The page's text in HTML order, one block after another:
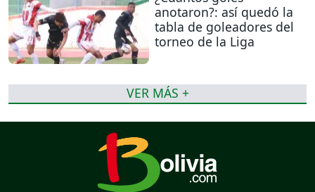
anotaron?: así quedó la
tabla de goleadores del
torneo de la Liga
VER MÁS +